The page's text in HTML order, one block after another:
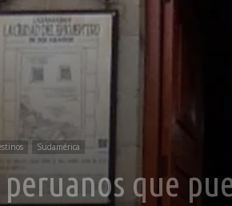
Sudamérica
peruanos que